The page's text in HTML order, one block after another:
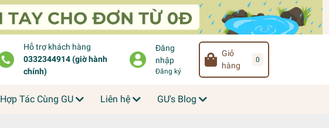
Hỗ trợ khách hàng
0332344914 (giờ hành
chính)
Đăng
nhập
Đăng ký
Giỏ
hàng
0
Hợp Tác Cùng GU Liên hệ GU's Blog